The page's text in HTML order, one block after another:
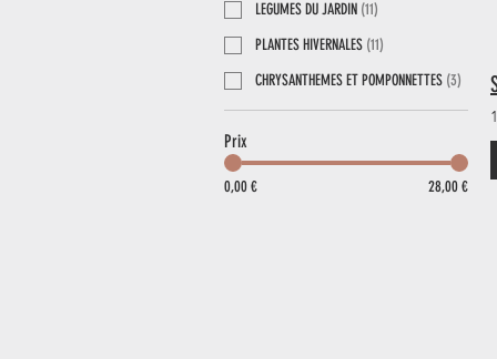
LEGUMES DU JARDIN (11)
PLANTES HIVERNALES (11)
CHRYSANTHEMES ET POMPONNETTES (3)
Prix
0,00 € 28,00 €